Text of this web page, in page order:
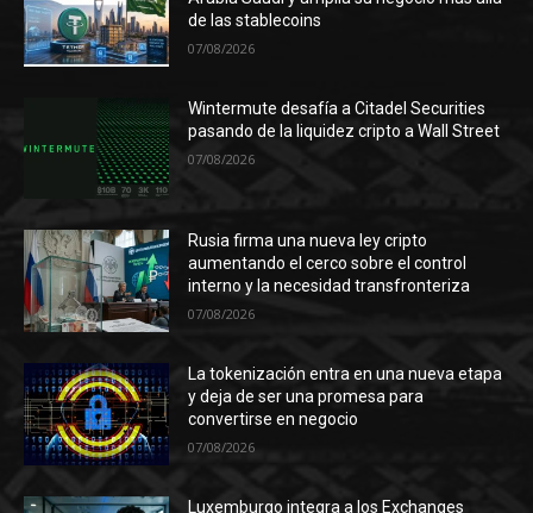
de las stablecoins
07/08/2026
Wintermute desafía a Citadel Securities
pasando de la liquidez cripto a Wall Street
07/08/2026
Rusia firma una nueva ley cripto
aumentando el cerco sobre el control
interno y la necesidad transfronteriza
07/08/2026
La tokenización entra en una nueva etapa
y deja de ser una promesa para
convertirse en negocio
07/08/2026
Luxemburgo integra a los Exchanges